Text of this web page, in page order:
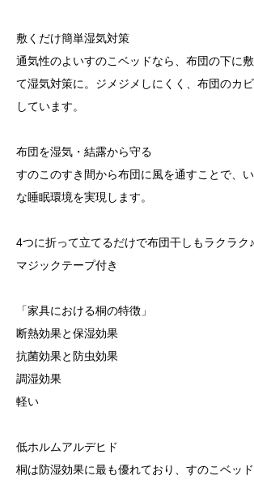
敷くだけ簡単湿気対策
通気性のよいすのこベッドなら、布団の下に
て湿気対策に。ジメジメしにくく、布団のカ
しています。
布団を湿気・結露から守る
すのこのすき間から布団に風を通すことで、
な睡眠環境を実現します。
4つに折って立てるだけで布団干しもラクラク♪
マジックテープ付き
「家具における桐の特徴」
断熱効果と保湿効果
抗菌効果と防虫効果
調湿効果
軽い
低ホルムアルデヒド
桐は防湿効果に最も優れており、すのこベッ